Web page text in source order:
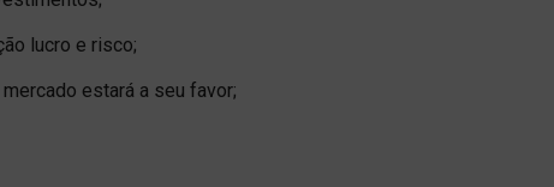
lucro e risco;
estará a seu favor;